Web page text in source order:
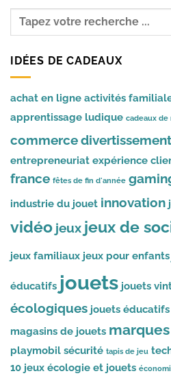
IDÉES DE CADEAUX
achat en ligne activités
apprentissage ludique cadeaux de
commercedivertissement
entrepreneuriat expérience
france fêtes de fin d'année
industrie du jouet innovation
vidéo jeux jeux de
jeux familiaux jeux pour enfants
éducatifs jouets jouets
écologiques jouets éducatifs
magasins de jouets
playmobil sécurité tapis de jeu
10 jeux écologie et jouets